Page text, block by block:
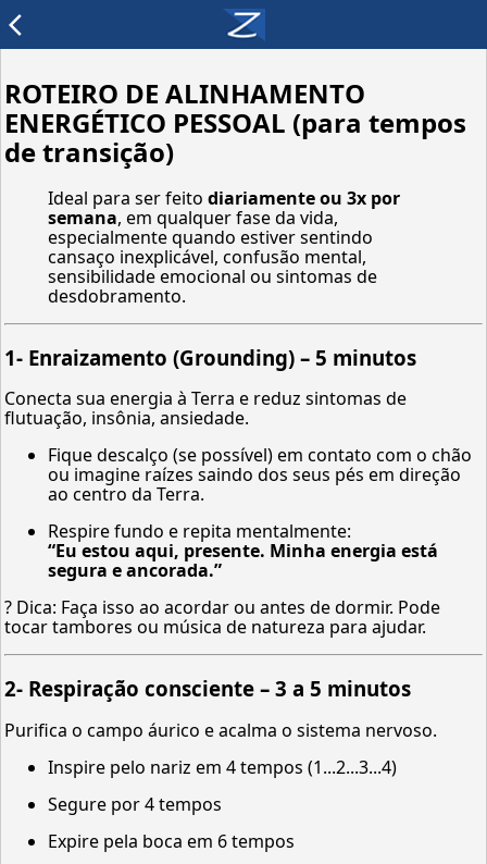
arrow_back_ios
ROTEIRO DE ALINHAMENTO
ENERGÉTICO PESSOAL (para tempos
de transição)
Ideal para ser feito diariamente ou 3x por
semana, em qualquer fase da vida,
especialmente quando estiver sentindo
cansaço inexplicável, confusão mental,
sensibilidade emocional ou sintomas de
desdobramento.
1- Enraizamento (Grounding) – 5 minutos
Conecta sua energia à Terra e reduz sintomas de
flutuação, insônia, ansiedade.
Fique descalço (se possível) em contato com o chão
ou imagine raízes saindo dos seus pés em direção
ao centro da Terra.
Respire fundo e repita mentalmente:
“Eu estou aqui, presente. Minha energia está
segura e ancorada.”
? Dica: Faça isso ao acordar ou antes de dormir. Pode
tocar tambores ou música de natureza para ajudar.
2- Respiração consciente – 3 a 5 minutos
Purifica o campo áurico e acalma o sistema nervoso.
Inspire pelo nariz em 4 tempos (1...2...3...4)
Segure por 4 tempos
Expire pela boca em 6 tempos